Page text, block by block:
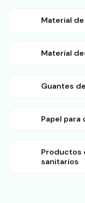
Material
Material
Guantes
Papel para
Productos
sanitarios